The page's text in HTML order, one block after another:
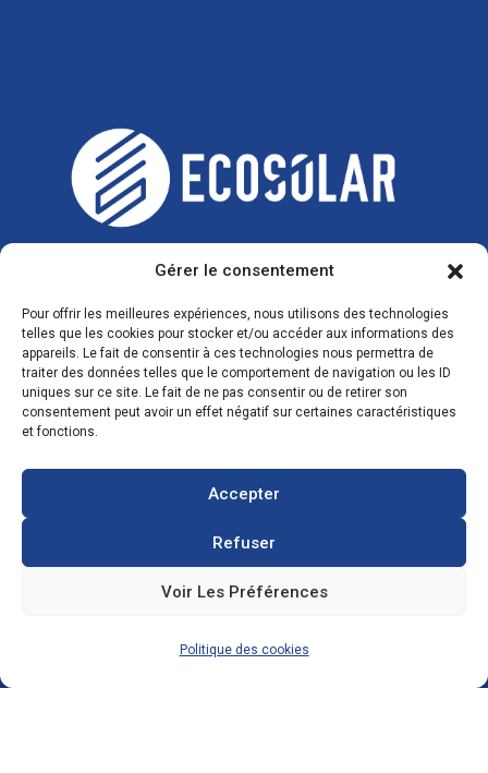
Gérer le consentement
Pour offrir les meilleures expériences, nous utilisons des technologies
telles que les cookies pour stocker et/ou accéder aux informations des
appareils. Le fait de consentir à ces technologies nous permettra de
traiter des données telles que le comportement de navigation ou les ID
uniques sur ce site. Le fait de ne pas consentir ou de retirer son
consentement peut avoir un effet négatif sur certaines caractéristiques
et fonctions.
Accepter
Refuser
Voir Les Préférences
Politique des cookies
CONTACTS
Zone Industrielle, 3 Rue de l'Industrie 08350
Donchery
03 52 72 97 88
contact@ecosolar.energy